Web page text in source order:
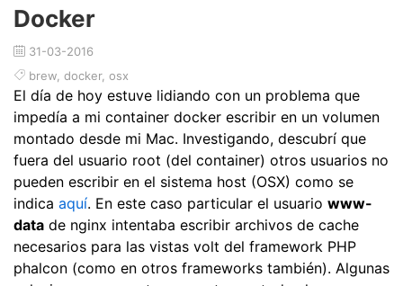
Docker
31-03-2016
brew docker, osx
El día de hoy estuve lidiando con un problema que
impedía a mi container docker escribir en un volumen
montado desde mi Mac. Investigando, descubrí que
fuera del usuario root (del container) otros usuarios no
pueden escribir en el sistema host (OSX) como se
indica aquí. En este caso particular el usuario www-
data de nginx intentaba escribir archivos de cache
necesarios para las vistas volt del framework PHP
phalcon (como en otros frameworks también). Algunas